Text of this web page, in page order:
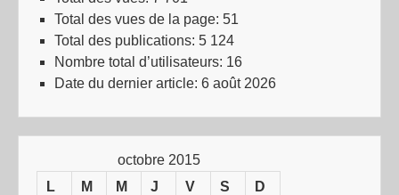
Total des vues de la page: 51
Total des publications: 5 124
Nombre total d’utilisateurs: 16
Date du dernier article: 6 août 2026
octobre 2015
L
M M J V S D